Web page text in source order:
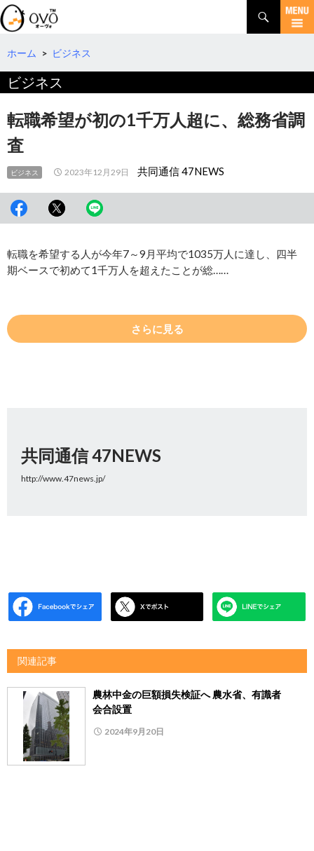
検
索
コ
テ
へ
移
動
ホーム > ビジネス
ビジネス
転職希望が初の1千万人超に、総務省調
査
ビジネス 2023年12月29日 共同通信 47NEWS
転職を希望する人が今年7～9月平均で1035万人に達し、四半
期ベースで初めて1千万人を超えたことが総……
さらに見る
共同通信 47NEWS
http://www.47news.jp/
関連記事
農林中金の巨額損失検証へ 農水省、有識者
会合設置
2024年9月20日